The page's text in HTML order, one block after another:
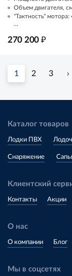
Объем двигателя,
"Тактность" мотора:
...
270 200 ₽
1 2 3 ›
Каталог товаров
Лодки ПВХ
Снаряжение
Клиентский
Контакты Акции
О нас
О компании Блог
Мы в соцсетях